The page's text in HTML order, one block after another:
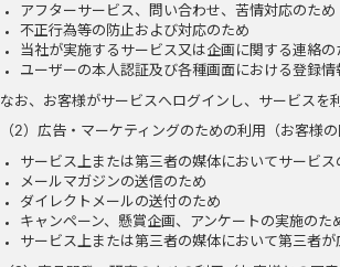
アフターサービス、問い合わせ、苦情対応のため
不正行為等の防止および対応のため
当社が実施するサービス又は企画に関する連絡の
ユーザーの本人認証及び各種画面における登録情
なお、お客様がサービスへログインし、サービスを
（2）広告・マーケティングのための利用（お客様の
サービス上または第三者の媒体においてサービ
メールマガジンの送信のため
ダイレクトメールの送付のため
キャンペーン、懸賞企画、アンケートの実施のた
サービス上または第三者の媒体において第三者